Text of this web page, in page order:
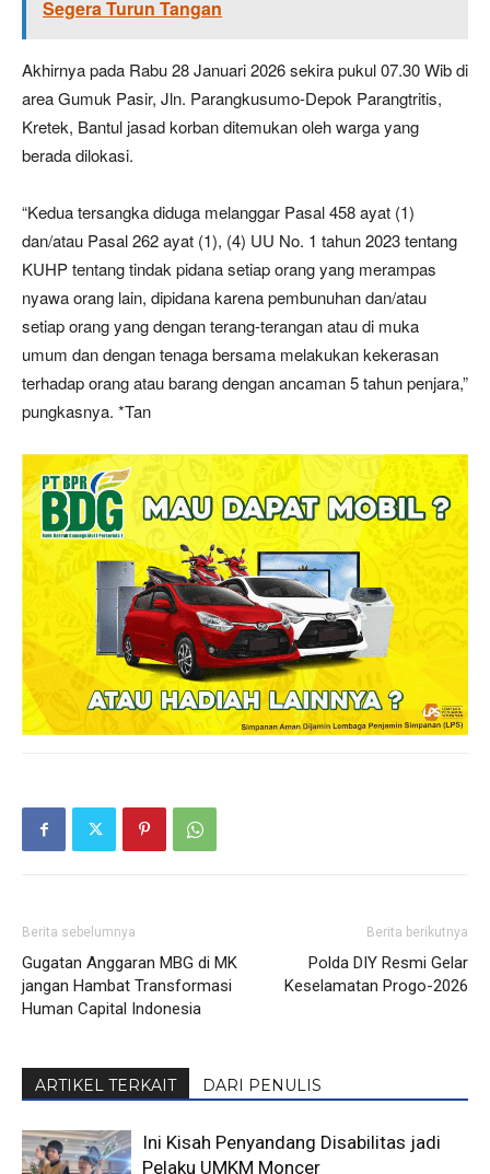
Segera Turun Tangan
Akhirnya pada Rabu 28 Januari 2026 sekira pukul 07.30 Wib di
area Gumuk Pasir, Jln. Parangkusumo-Depok Parangtritis,
Kretek, Bantul jasad korban ditemukan oleh warga yang
berada dilokasi.
“Kedua tersangka diduga melanggar Pasal 458 ayat (1)
dan/atau Pasal 262 ayat (1), (4) UU No. 1 tahun 2023 tentang
KUHP tentang tindak pidana setiap orang yang merampas
nyawa orang lain, dipidana karena pembunuhan dan/atau
setiap orang yang dengan terang-terangan atau di muka
umum dan dengan tenaga bersama melakukan kekerasan
terhadap orang atau barang dengan ancaman 5 tahun penjara,”
pungkasnya. *Tan
Berita sebelumnya
Gugatan Anggaran MBG di MK
jangan Hambat Transformasi
Human Capital Indonesia
Berita berikutnya
Polda DIY Resmi Gelar
Keselamatan Progo-2026
ARTIKEL TERKAIT DARI PENULIS
Ini Kisah Penyandang Disabilitas jadi
Pelaku UMKM Moncer